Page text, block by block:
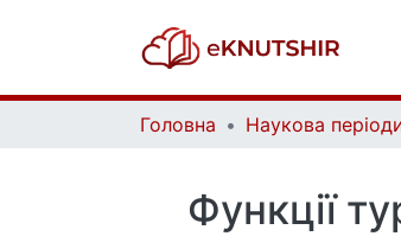
Головна
Функції